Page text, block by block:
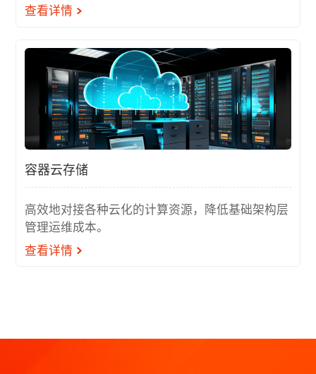
查看详情
容器云存储
高效地对接各种云化的计算资源，降低基础架构层
管理运维成本。
查看详情